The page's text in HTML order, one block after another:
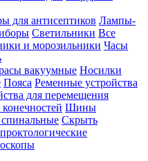
для антисептиков Лампы-
Светильники Все
и морозильники Часы
вакуумные Носилки
Пояса Ременные устройства
для перемещения
Шины
Скрыть